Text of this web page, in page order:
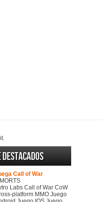
destacados
Call of War
Labs Call of War CoW
platform MMO Juego